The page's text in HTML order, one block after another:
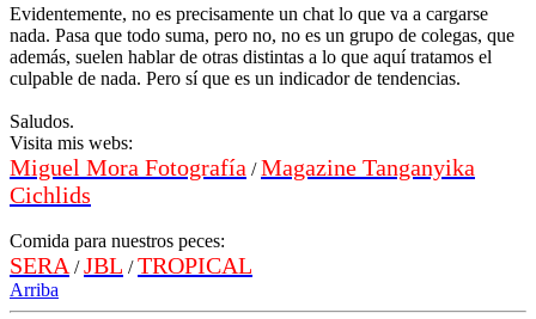
Evidentemente, no es precisamente un chat lo que va a cargarse
nada. Pasa que todo suma, pero no, no es un grupo de colegas, que
además, suelen hablar de otras distintas a lo que aquí tratamos el
culpable de nada. Pero sí que es un indicador de tendencias.
Saludos.
Visita mis webs:
Miguel Mora Fotografía /Magazine Tanganyika
Cichlids
Comida para nuestros peces:
SERA /JBL /TROPICAL
Arriba